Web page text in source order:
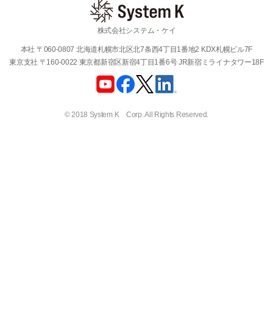
株式会社システム・ケイ
本社 〒060-0807 北海道札幌市北区北7条西4丁目1番地2 KDX札幌ビル7F
東京支社 〒160-0022 東京都新宿区新宿4丁目1番6号 JR新宿ミライナタワー18F
© 2018 System K Corp. All Rights Reserved.